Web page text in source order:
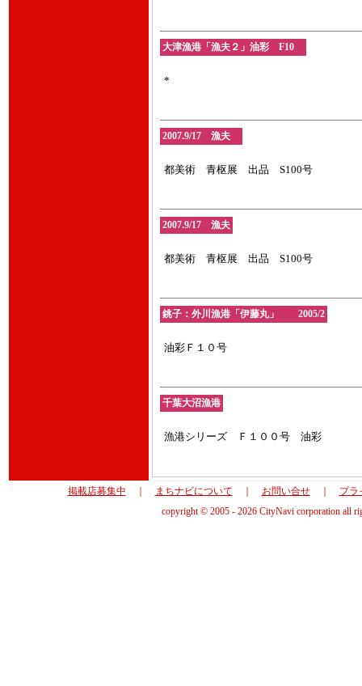
大津漁港「漁夫２」油彩 F10
*
2007.9/17 漁夫
都美術 青枢展 出品 S100号
2007.9/17 漁夫
都美術 青枢展 出品 S100号
銚子：外川漁港「伊藤丸」 2005/2
油彩Ｆ１０号
千葉大沼漁港
漁港シリーズ Ｆ１００号 油彩
掲載店募集中 まちナビについて お問い合せ｜
プラ
copyright © 2005 - 2026 CityNavi corporation all